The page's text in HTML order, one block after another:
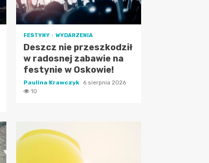
FESTYNY WYDARZENIA
Deszcz nie przeszkodził
w radosnej zabawie na
festynie w Oskowie!
Paulina Krawczyk 6 sierpnia 2026
10